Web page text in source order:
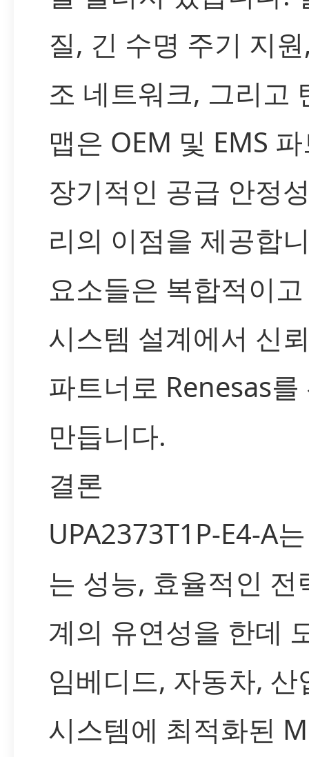
질, 긴 수명 주기 지
조 네트워크, 그리고
맵은 OEM 및 EMS
장기적인 공급 안정
리의 이점을 제공합
요소들은 복합적이
시스템 설계에서 신
파트너로 Renesas
만듭니다.
결론
UPA2373T1P-E4-A
는 성능, 효율적인 전
계의 유연성을 한데
임베디드, 자동차, 산
시스템에 최적화된